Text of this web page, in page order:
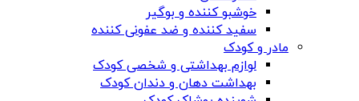
خوشبو کننده و بوگیر
سفید کننده و ضد عفونی کننده
مادر و کودک
لوازم بهداشتی و شخصی کودک
بهداشت دهان و دندان کودک